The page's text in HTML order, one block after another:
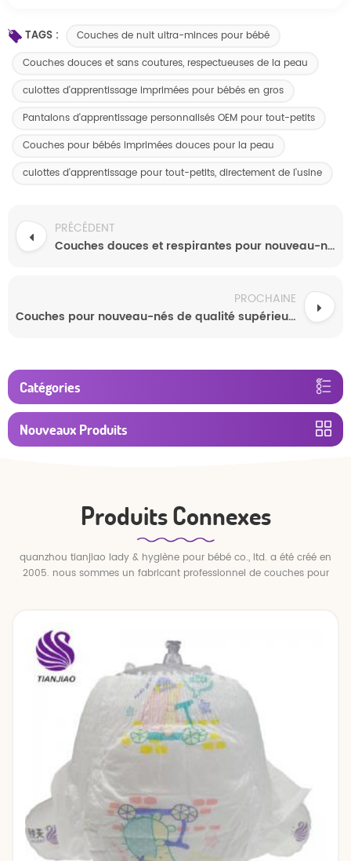
TAGS :
Couches de nuit ultra-minces pour bébé
Couches douces et sans coutures, respectueuses de la peau
culottes d'apprentissage imprimées pour bébés en gros
Pantalons d'apprentissage personnalisés OEM pour tout-petits
Couches pour bébés imprimées douces pour la peau
culottes d'apprentissage pour tout-petits, directement de l'usine
PRÉCÉDENT
Couches douces et respirantes pour nouveau-nés
PROCHAINE
Couches pour nouveau-nés de qualité supérieure, usine chinoise
Catégories
Nouveaux Produits
Produits Connexes
quanzhou tianjiao lady & hygiène pour bébé co., ltd. a été créé en
2005. nous sommes un fabricant professionnel de couches pour